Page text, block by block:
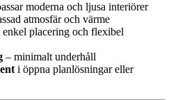
moderna och ljusa interiörer
atmosfär och värme
enkel placering och flexibel
– minimalt underhåll
i öppna planlösningar eller